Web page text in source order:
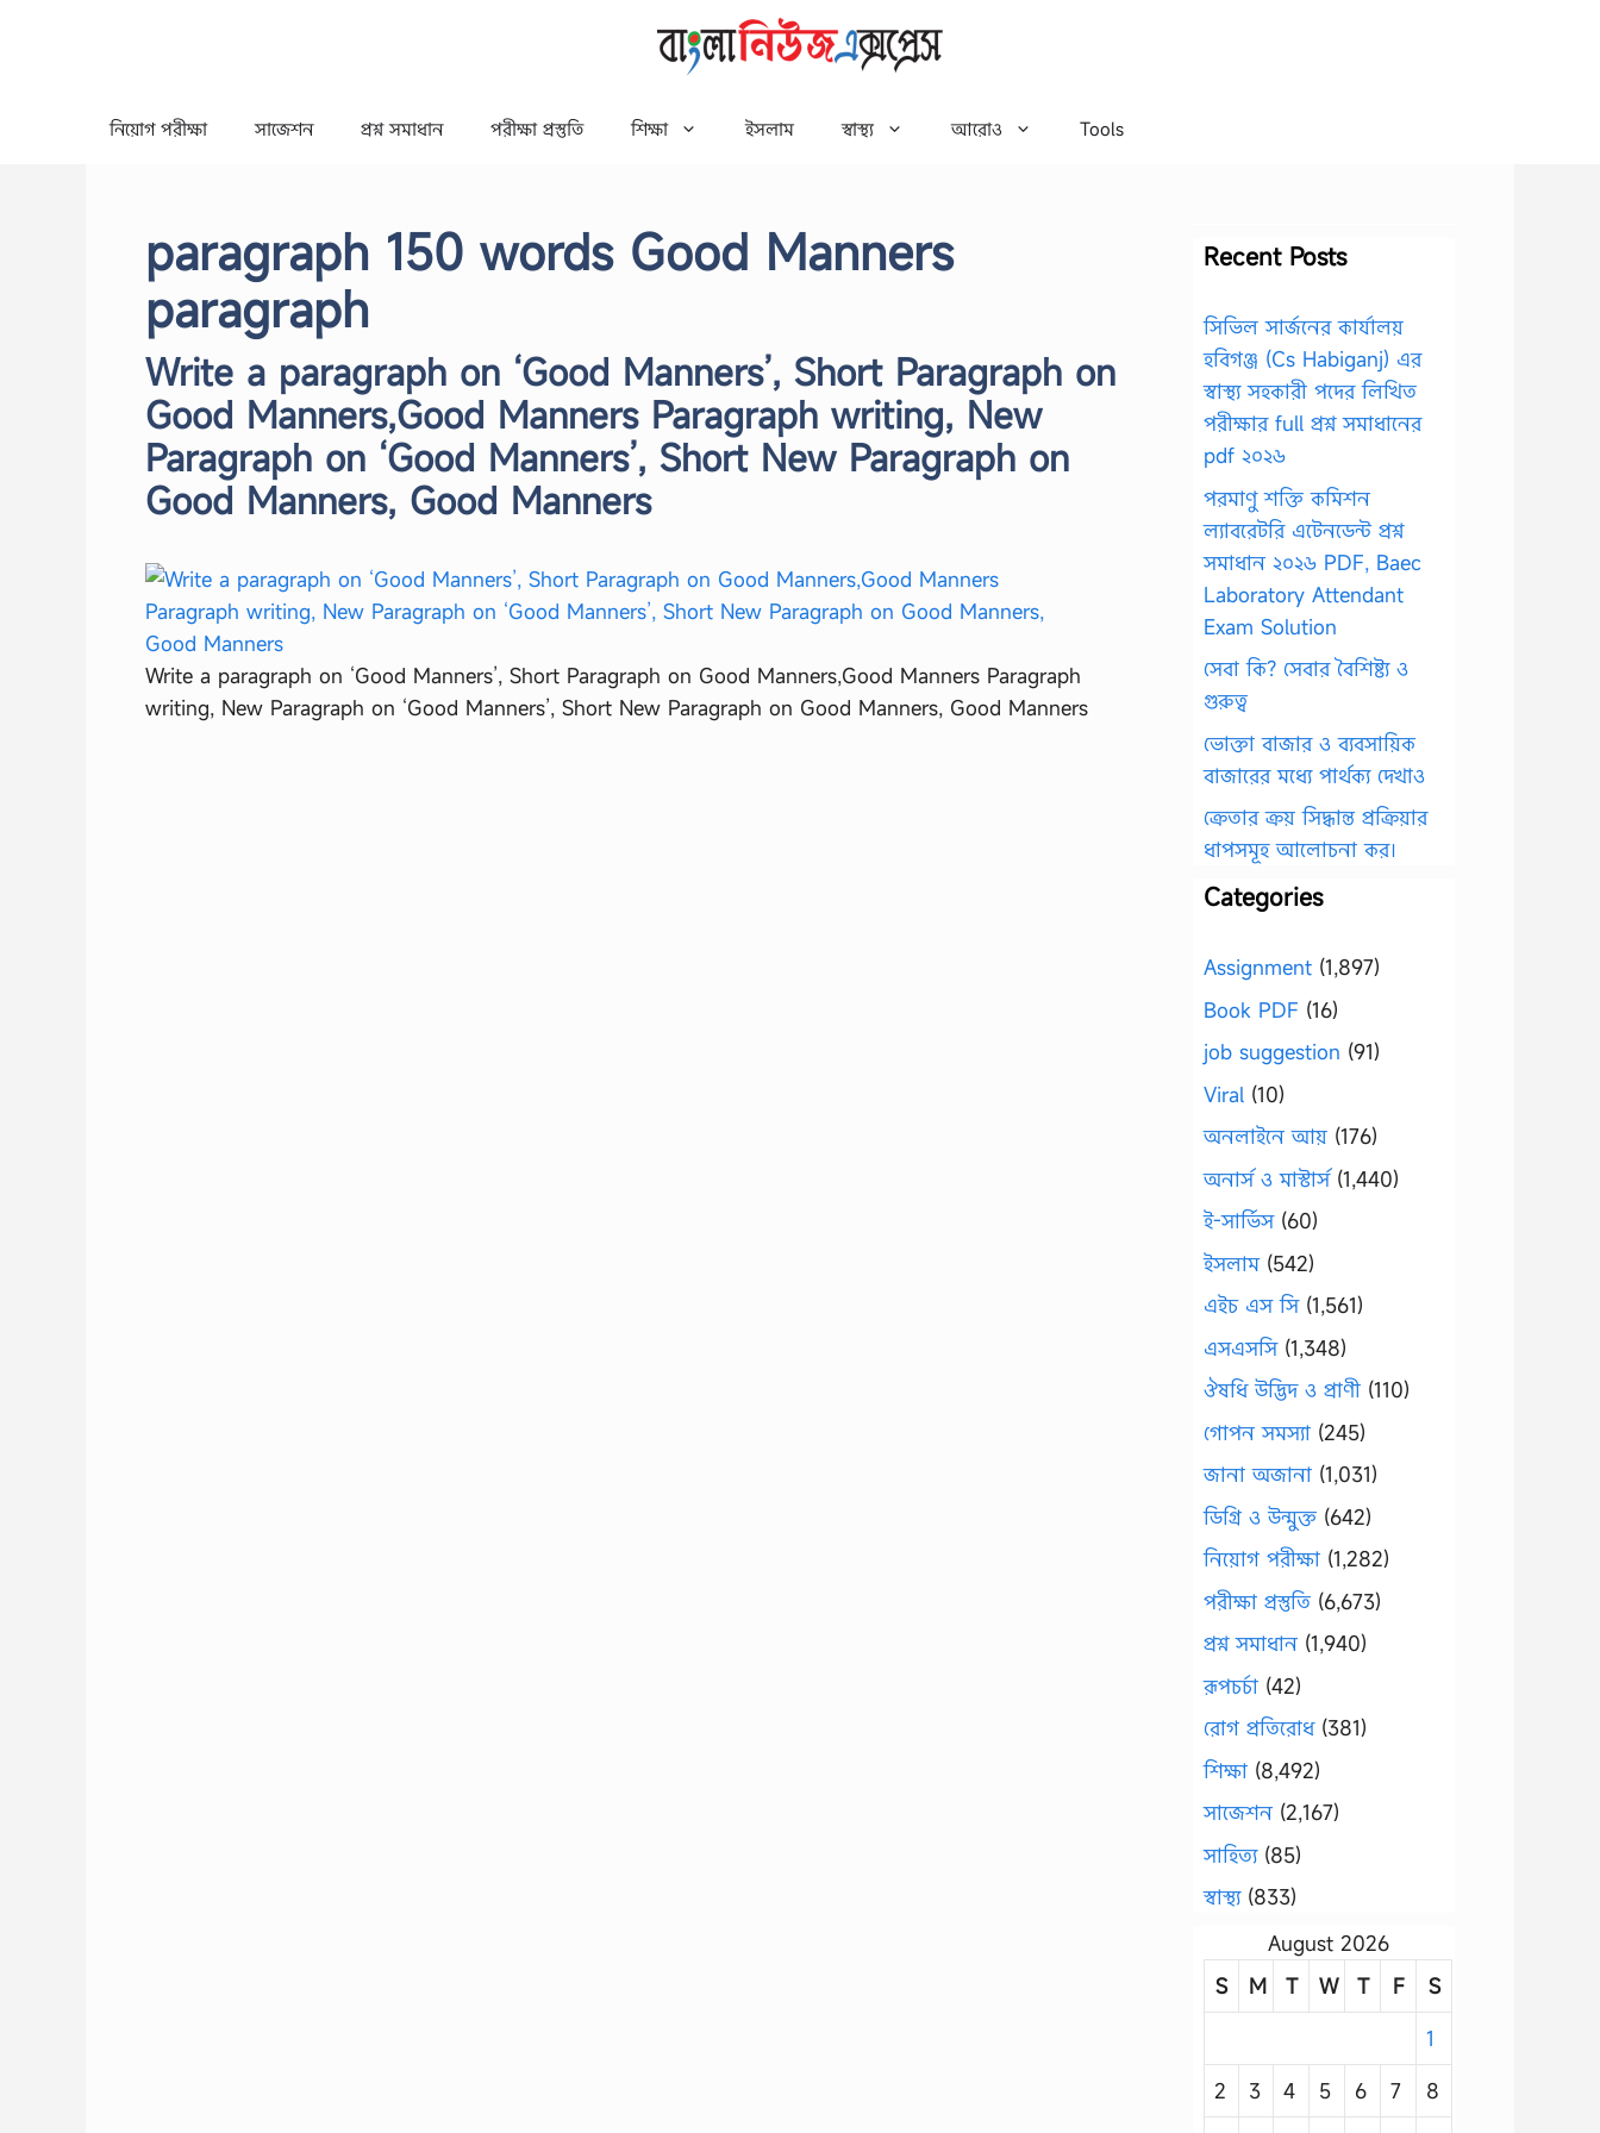
নিয়োগ পরীক্ষা সাজেশন প্রশ্ন সমাধান পরীক্ষা প্রস্তুতি শিক্ষা ইসলাম স্বাস্থ্য আরোও Tools
paragraph 150 words Good Manners
paragraph
Write a paragraph on ‘Good Manners’, Short Paragraph on
Good Manners,Good Manners Paragraph writing, New
Paragraph on ‘Good Manners’, Short New Paragraph on
Good Manners, Good Manners
Write a paragraph on ‘Good Manners’, Short Paragraph on Good Manners,Good Manners Paragraph
writing, New Paragraph on ‘Good Manners’, Short New Paragraph on Good Manners, Good Manners
Recent Posts
সিভিল সার্জনের কার্যালয়
হবিগঞ্জ (Cs Habiganj) এর
স্বাস্থ্য সহকারী পদের লিখিত
পরীক্ষার full প্রশ্ন সমাধানের
pdf ২০২৬
পরমাণু শক্তি কমিশন
ল্যাবরেটরি এটেনডেন্ট প্রশ্ন
সমাধান ২০২৬ PDF, Baec
Laboratory Attendant
Exam Solution
সেবা কি? সেবার বৈশিষ্ট্য ও
গুরুত্ব
ভোক্তা বাজার ও ব্যবসায়িক
বাজারের মধ্যে পার্থক্য দেখাও
ক্রেতার ক্রয় সিদ্ধান্ত প্রক্রিয়ার
ধাপসমূহ আলোচনা কর।
Categories
Assignment (1,897)
Book PDF (16)
job suggestion (91)
Viral (10)
অনলাইনে আয় (176)
অনার্স ও মাস্টার্স(1,440)
ই-সার্ভিস(60)
ইসলাম(542)
এইচ এস সি(1,561)
এসএসসি(1,348)
ঔষধি উদ্ভিদ ও প্রাণী (110)
গোপন সমস্যা (245)
জানা অজানা (1,031)
ডিগ্রি ও উন্মুক্ত (642)
নিয়োগ পরীক্ষা (1,282)
পরীক্ষা প্রস্তুতি (6,673)
প্রশ্ন সমাধান (1,940)
রূপচর্চা (42)
রোগ প্রতিরোধ(381)
শিক্ষা (8,492)
সাজেশন (2,167)
সাহিত্য(85)
স্বাস্থ্য(833)
August 2026
S
M T W T F
S
1
2
3 4 5 6 7
8